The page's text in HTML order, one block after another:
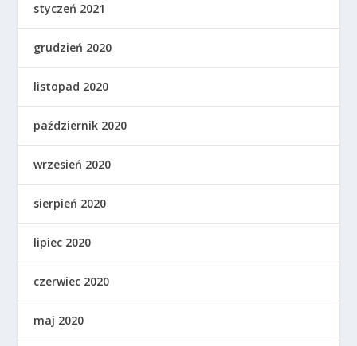
styczeń 2021
grudzień 2020
listopad 2020
październik 2020
wrzesień 2020
sierpień 2020
lipiec 2020
czerwiec 2020
maj 2020